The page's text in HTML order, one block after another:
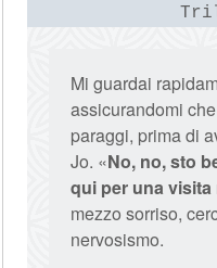
Mi guardai
assicurandomi
paraggi, prima di
Jo. «No, no, sto
qui per una visita
mezzo sorriso,
nervosismo.